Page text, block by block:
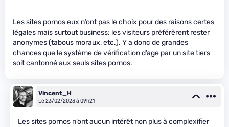
Les sites pornos eux n’ont pas le choix pour des raisons certes
légales mais surtout business: les visiteurs préférèrent rester
anonymes (tabous moraux, etc.). Y a donc de grandes
chances que le système de vérification d’age par un site tiers
soit cantonné aux seuls sites pornos.
Vincent_H
Le 23/02/2023 à 09h21
Les sites pornos n’ont aucun intérêt non plus à complexifier